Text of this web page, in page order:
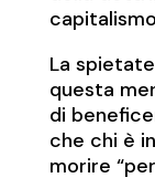
La
questa
di
che chi è
morire